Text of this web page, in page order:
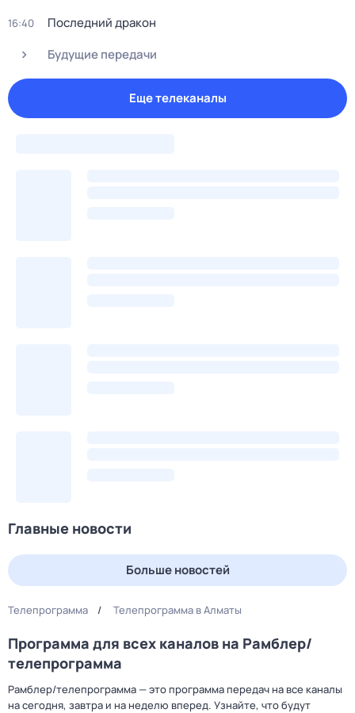
16:40
Последний дракон
Будущие передачи
Еще телеканалы
Главные новости
Больше новостей
Телепрограмма Телепрограмма в Алматы
Программа для всех каналов на Рамблер/
телепрограмма
Рамблер/телепрограмма — это программа передач на все каналы
на сегодня, завтра и на неделю вперед. Узнайте, что будут